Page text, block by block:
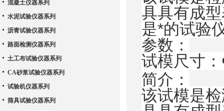
具具有成
是*的试验
参数：
试模尺寸
简介：
该试模是
混凝土仪器系列
水泥试验仪器系列
沥青试验仪器系列
路面检测仪器系列
土工布试验仪器系列
CA砂浆试验仪器系列
试验机仪器系列
筛具试验仪器系列